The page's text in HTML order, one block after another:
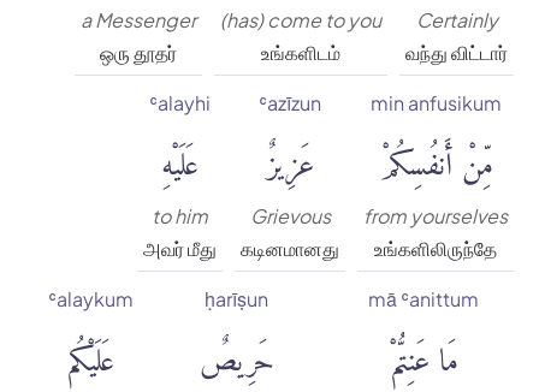
Certainly
வந்து விட்டார்
(has) come to you
உங்களிடம்
a Messenger
ஒரு தூதர்
min anfusikum
مِّنْ أَنفُسِكُمْ
from yourselves
உங்களிலிருந்தே
ʿazīzun
عَزِيزٌ
Grievous
கடினமானது
ʿalayhi
عَلَيْهِ
to him
அவர் மீது
mā ʿanittum
مَا عَنِتُّمْ
ḥarīṣun
حَرِيصٌ
ʿalaykum
عَلَيْكُم